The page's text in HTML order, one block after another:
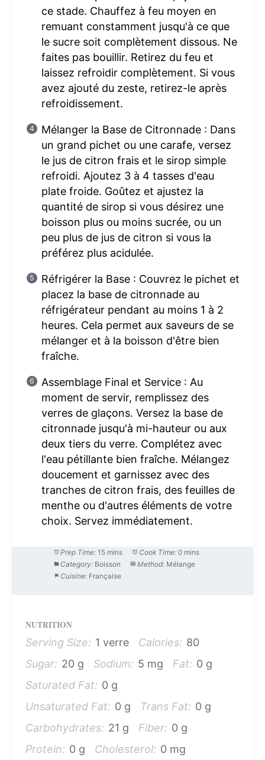
ce stade. Chauffez à feu moyen en
remuant constamment jusqu'à ce que
le sucre soit complètement dissous. Ne
faites pas bouillir. Retirez du feu et
laissez refroidir complètement. Si vous
avez ajouté du zeste, retirez-le après
refroidissement.
Mélanger la Base de Citronnade : Dans
un grand pichet ou une carafe, versez
le jus de citron frais et le sirop simple
refroidi. Ajoutez 3 à 4 tasses d'eau
plate froide. Goûtez et ajustez la
quantité de sirop si vous désirez une
boisson plus ou moins sucrée, ou un
peu plus de jus de citron si vous la
préférez plus acidulée.
Réfrigérer la Base : Couvrez le pichet et
placez la base de citronnade au
réfrigérateur pendant au moins 1 à 2
heures. Cela permet aux saveurs de se
mélanger et à la boisson d'être bien
fraîche.
Assemblage Final et Service : Au
moment de servir, remplissez des
verres de glaçons. Versez la base de
citronnade jusqu'à mi-hauteur ou aux
deux tiers du verre. Complétez avec
l'eau pétillante bien fraîche. Mélangez
doucement et garnissez avec des
tranches de citron frais, des feuilles de
menthe ou d'autres éléments de votre
choix. Servez immédiatement.
Prep Time: 15 mins Cook Time: 0 mins
Category: Boisson Method: Mélange
Cuisine: Française
NUTRITION
Serving Size: 1 verre Calories: 80
Sugar: 20 g Sodium: 5 mg Fat: 0 g
Saturated Fat: 0 g
Unsaturated Fat: 0 g Trans Fat: 0 g
Carbohydrates: 21 g Fiber: 0 g
Protein: 0 g Cholesterol: 0 mg